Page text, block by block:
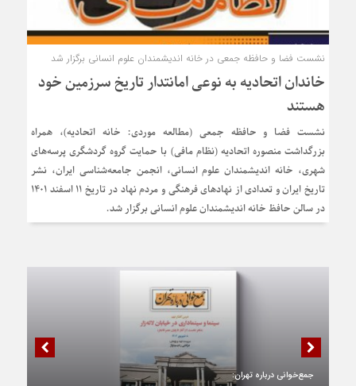
نشست فضا و حافظه جمعی در خانه اندیشمندان علوم انسانی برگزار شد
خاندان اتحادیه به نوعی امانتدار تاریخ سرزمین خود
هستند
نشست فضا و حافظه جمعی (مطالعه موردی: خانه اتحادیه)، همراه
بزرگداشت منصوره اتحادیه (نظام مافی) با حمایت گروه گردشگری پرسه‌های
شهری، خانه اندیشمندان علوم انسانی، انجمن جامعه‌شناسی ایران، نشر
تاریخ ایران و تعدادی از نهادهای فرهنگی و مردم نهاد در تاریخ 11 اسفند 1401
در سالن حافظ خانه اندیشمندان علوم انسانی برگزار شد.
جمع‌خوانی درباره تهران: